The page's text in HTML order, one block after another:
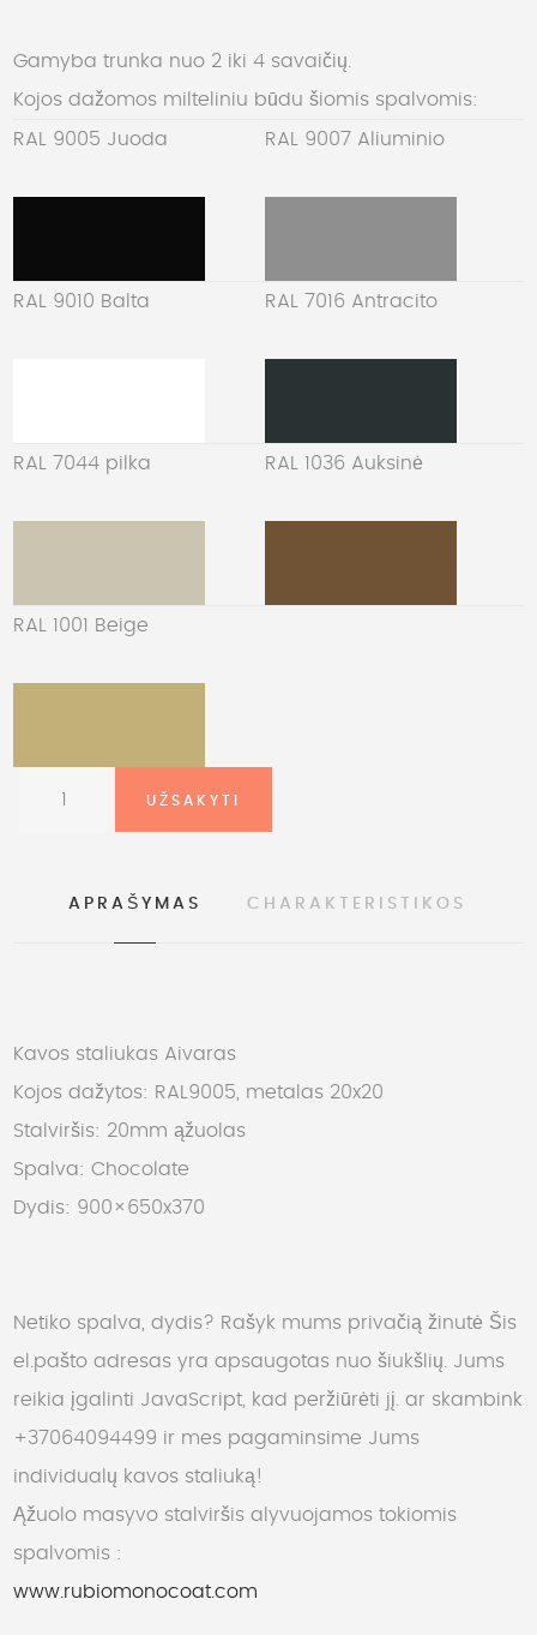
Gamyba trunka nuo 2 iki 4 savaičių.
Kojos dažomos milteliniu būdu šiomis spalvomis:
RAL 9005 Juoda RAL 9007 Aliuminio
RAL 9010 Balta RAL 7016 Antracito
RAL 7044 pilka RAL 1036 Auksinė
RAL 1001 Beige
APRAŠYMAS CHARAKTERISTIKOS
Kavos staliukas Aivaras
Kojos dažytos: RAL9005, metalas 20x20
Stalviršis: 20mm ąžuolas
Spalva: Chocolate
Dydis: 900×650x370
Netiko spalva, dydis? Rašyk mums privačią žinutė Šis
el.pašto adresas yra apsaugotas nuo šiukšlių. Jums
reikia įgalinti JavaScript, kad peržiūrėti jį. ar skambink
+37064094499 ir mes pagaminsime Jums
individualų kavos staliuką!
Ąžuolo masyvo stalviršis alyvuojamos tokiomis
spalvomis :
www.rubiomonocoat.com